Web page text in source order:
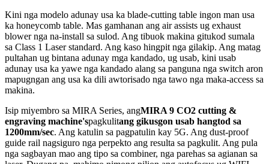
Kini nga modelo adunay usa ka blade-cutting table ingon man usa
ka honeycomb table. Mas gamhanan ang air assists ug exhaust
blower nga na-install sa sulod. Ang tibuok makina gitukod sumala
sa Class 1 Laser standard. Ang kaso hingpit nga gilakip. Ang matag
pultahan ug bintana adunay mga kandado, ug usab, kini usab
adunay usa ka yawe nga kandado alang sa panguna nga switch aron
mapugngan ang usa ka dili awtorisado nga tawo nga maka-access sa
makina.
Isip miyembro sa MIRA Series, angMIRA 9 CO2 cutting &
engraving machine'spagkulitang gikusgon usab hangtod sa
1200mm/sec. Ang katulin sa pagpatulin kay 5G. Ang dust-proof
guide rail nagsiguro nga perpekto ang resulta sa pagkulit. Ang pula
nga sagbayan mao ang tipo sa combiner, nga parehas sa agianan sa